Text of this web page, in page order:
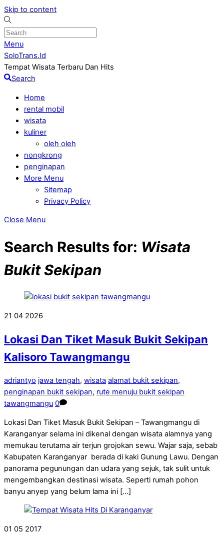
Skip to content
Menu
SoloTrans.Id
Tempat Wisata Terbaru Dan Hits
Search
Home
rental mobil
wisata
kuliner
oleh oleh
nongkrong
penginapan
More Menu
Sitemap
Privacy Policy
Close Menu
Search Results for: Wisata
Bukit Sekipan
21 04 2026
Lokasi Dan Tiket Masuk Bukit Sekipan
Kalisoro Tawangmangu
adriantyo jawa tengah, wisata alamat bukit sekipan,
penginapan bukit sekipan, rute menuju bukit sekipan
tawangmangu 0
Lokasi Dan Tiket Masuk Bukit Sekipan – Tawangmangu di
Karanganyar selama ini dikenal dengan wisata alamnya yang
memukau terutama air terjun grojokan sewu. Wajar saja, sebab
Kabupaten Karanganyar berada di kaki Gunung Lawu. Dengan
panorama pegunungan dan udara yang sejuk, tak sulit untuk
mengembangkan destinasi wisata. Seperti rumah pohon
banyu anyep yang belum lama ini […]
01 05 2017